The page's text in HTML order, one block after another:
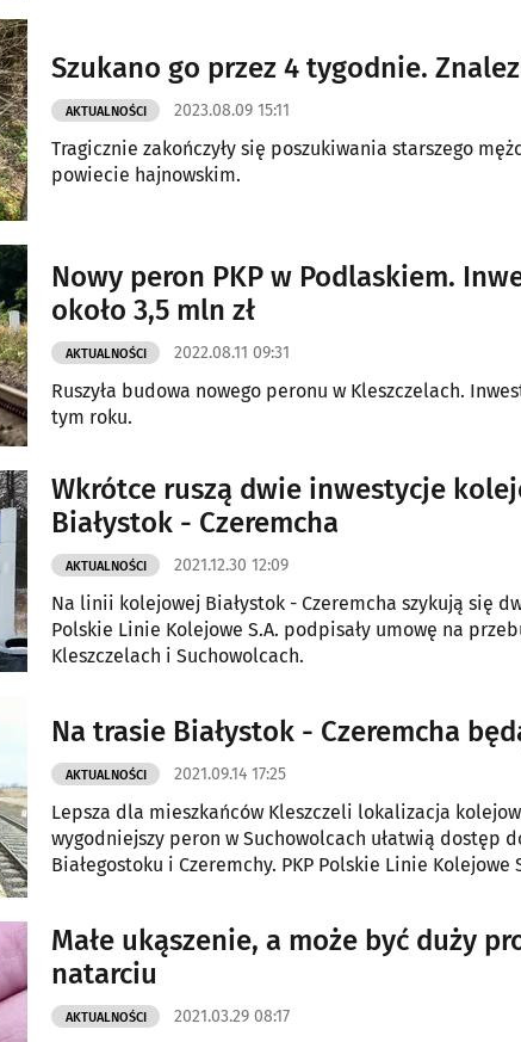
Szukano go przez 4 tygodnie.
AKTUALNOŚCI 2023.08.09 15:11
Tragicznie zakończyły się poszukiwania starszego
powiecie hajnowskim.
Nowy peron PKP w Podlaskiem.
około 3,5 mln zł
AKTUALNOŚCI 2022.08.11 09:31
Ruszyła budowa nowego peronu w Kleszczelach.
tym roku.
Wkrótce ruszą dwie inwestycje
Białystok - Czeremcha
AKTUALNOŚCI 2021.12.30 12:09
Na linii kolejowej Białystok - Czeremcha szykują się
Polskie Linie Kolejowe S.A. podpisały umowę na
Kleszczelach i Suchowolcach.
Na trasie Białystok - Czeremcha
AKTUALNOŚCI 2021.09.14 17:25
Lepsza dla mieszkańców Kleszczeli lokalizacja
wygodniejszy peron w Suchowolcach ułatwią dostęp
Białegostoku i Czeremchy. PKP Polskie Linie Kolejowe
Małe ukąszenie, a może być duży
natarciu
AKTUALNOŚCI 2021.03.29 08:17